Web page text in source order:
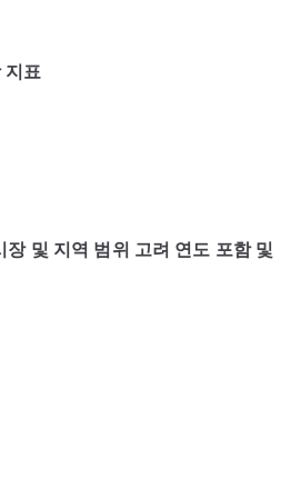
지표
및 지역 범위 고려 연도 포함 및